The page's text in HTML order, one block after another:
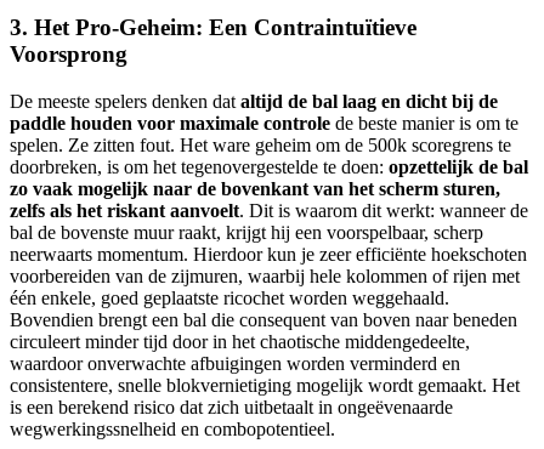
3. Het Pro-Geheim: Een Contraintuïtieve
Voorsprong
De meeste spelers denken dat altijd de bal laag en dicht bij de
paddle houden voor maximale controle de beste manier is om te
spelen. Ze zitten fout. Het ware geheim om de 500k scoregrens te
doorbreken, is om het tegenovergestelde te doen: opzettelijk de bal
zo vaak mogelijk naar de bovenkant van het scherm sturen,
zelfs als het riskant aanvoelt. Dit is waarom dit werkt: wanneer de
bal de bovenste muur raakt, krijgt hij een voorspelbaar, scherp
neerwaarts momentum. Hierdoor kun je zeer efficiënte hoekschoten
voorbereiden van de zijmuren, waarbij hele kolommen of rijen met
één enkele, goed geplaatste ricochet worden weggehaald.
Bovendien brengt een bal die consequent van boven naar beneden
circuleert minder tijd door in het chaotische middengedeelte,
waardoor onverwachte afbuigingen worden verminderd en
consistentere, snelle blokvernietiging mogelijk wordt gemaakt. Het
is een berekend risico dat zich uitbetaalt in ongeëvenaarde
wegwerkingssnelheid en combopotentieel.